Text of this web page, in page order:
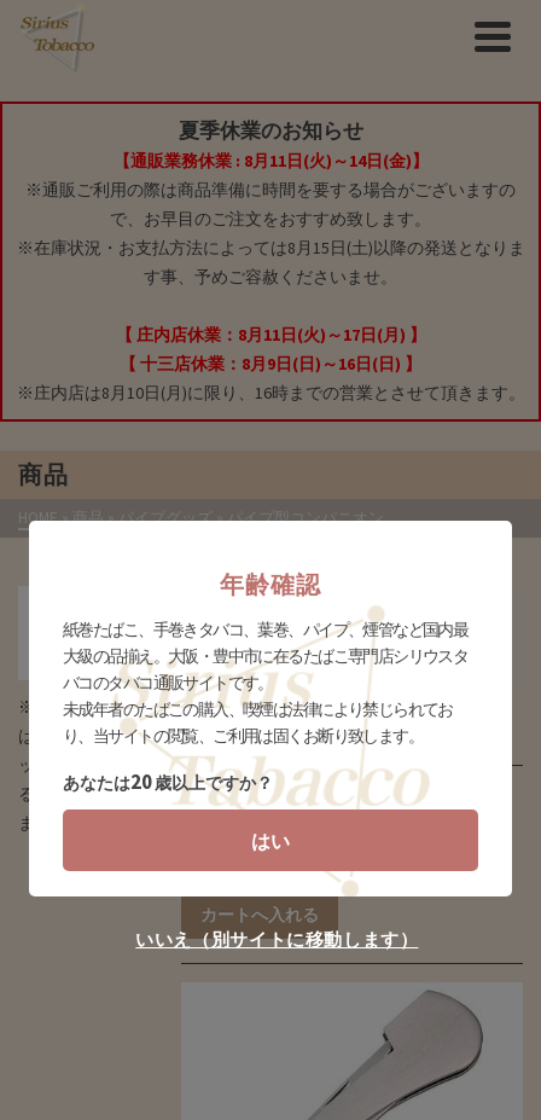
夏季休業のお知らせ
【通販業務休業 : 8月11日(火)～14日(金)】
※通販ご利用の際は商品準備に時間を要する場合がございますの
で、お早目のご注文をおすすめ致します。
※在庫状況・お支払方法によっては8月15日(土)以降の発送となりま
す事、予めご容赦くださいませ。
【 庄内店休業：8月11日(火)～17日(月) 】
【 十三店休業：8月9日(日)～16日(日) 】
※庄内店は8月10日(月)に限り、16時までの営業とさせて頂きます。
商品
HOME»商品»パイプグッズ»パイプ型コンパニオン
※タバコの場合
はデザインとパ
ッケージが異な
る場合がござい
ます
パイプ型コンパニオン
(gpa-c012)
販売価格
¥880(税込)
全長94mm ステンレス製。
年齢確認
紙巻たばこ、手巻きタバコ、葉巻、パイプ、煙管など国内最
大級の品揃え。大阪・豊中市に在るたばこ専門店シリウスタ
バコのタバコ通販サイトです。
未成年者のたばこの購入、喫煙は法律により禁じられてお
り、当サイトの閲覧、ご利用は固くお断り致します。
あなたは20歳以上ですか？
はい
いいえ（別サイトに移動します）